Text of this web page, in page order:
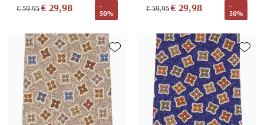
€ 59,95€ 29,98
-
50%
€ 59,95€ 29,98
-
50%
Toevoegen aan favorieten